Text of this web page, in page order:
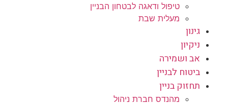
טיפול ודאגה לבטחון הבניין
מעלית שבת
גינון
ניקיון
אב ושמירה
ביטוח לבניין
תחזוק בניין
מהנדס חברת ניהול